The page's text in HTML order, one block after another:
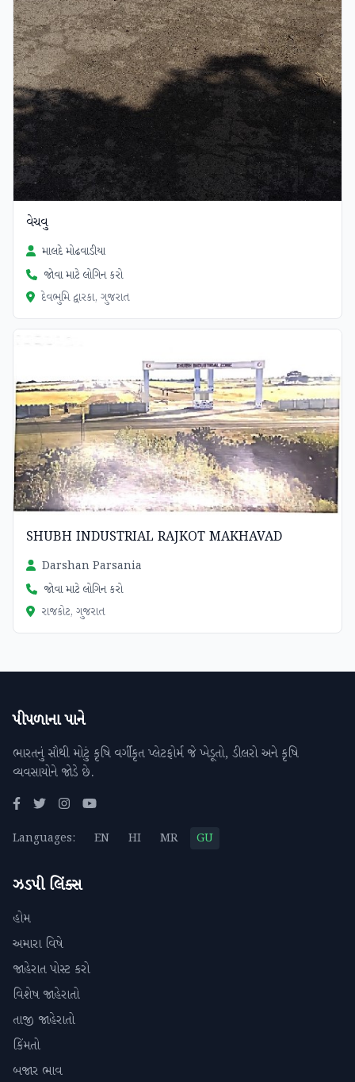
વેચવુ
માલદે મોઢવાડીયા
જોવા માટે લોગિન કરો
દેવભુમિ દ્વારકા, ગુજરાત
SHUBH INDUSTRIAL RAJKOT MAKHAVAD
Darshan Parsania
જોવા માટે લોગિન કરો
રાજકોટ, ગુજરાત
પીપળાના પાને
ભારતનું સૌથી મોટું કૃષિ વર્ગીકૃત પ્લેટફોર્મ જે ખેડૂતો, ડીલરો અને કૃષિ
વ્યવસાયોને જોડે છે.
Languages: EN HI MR GU
ઝડપી લિંક્સ
હોમ
અમારા વિષે
જાહેરાત પોસ્ટ કરો
વિશેષ જાહેરાતો
તાજી જાહેરાતો
કિંમતો
બજાર ભાવ